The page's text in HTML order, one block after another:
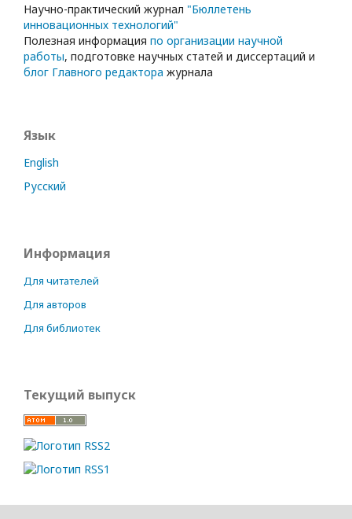
Научно-практический журнал "Бюллетень
инновационных технологий"
Полезная информация по организации научной
работы, подготовке научных статей и диссертаций и
блог Главного редактора журнала
Язык
English
Русский
Информация
Для читателей
Для авторов
Для библиотек
Текущий выпуск